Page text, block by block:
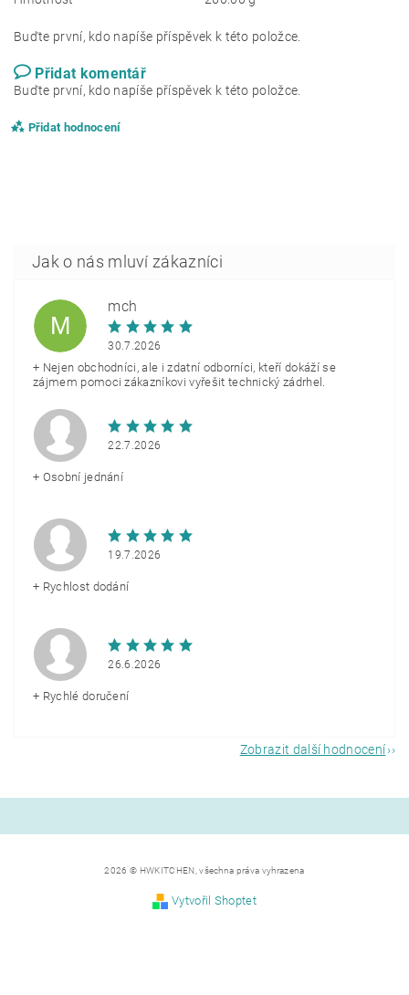
Buďte první, kdo napíše příspěvek k této položce.
Přidat komentář
Buďte první, kdo napíše příspěvek k této položce.
Přidat hodnocení
M
mch
30.7.2026
+ Nejen obchodníci, ale i zdatní odborníci, kteří dokáží se
zájmem pomoci zákazníkovi vyřešit technický zádrhel.
22.7.2026
+ Osobní jednání
19.7.2026
+ Rychlost dodání
26.6.2026
+ Rychlé doručení
Zobrazit další hodnocení
2026 © HWKITCHEN, všechna práva vyhrazena
Vytvořil Shoptet